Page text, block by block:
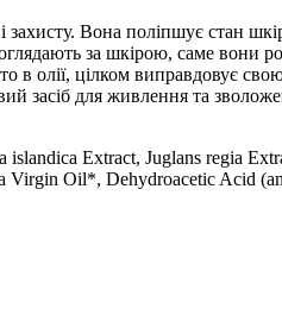
захисту. Вона поліпшує стан
за шкірою, саме
в олії, цілком виправдовує
для живлення та
Extract, Juglans regia
Oil*, Dehydroacetic Acid